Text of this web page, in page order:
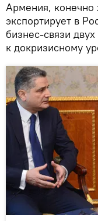
Армения, конечно
экспортирует в
бизнес-связи
к докризисному